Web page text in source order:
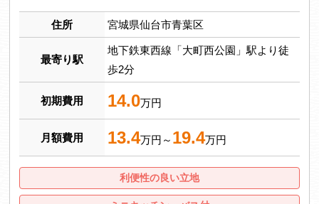
住所 宮城県仙台市青葉区
最寄り駅
地下鉄東西線「大町西公園」駅より徒
歩2分
初期費用 14.0万円
月額費用 13.4万円～ 19.4万円
利便性の良い立地